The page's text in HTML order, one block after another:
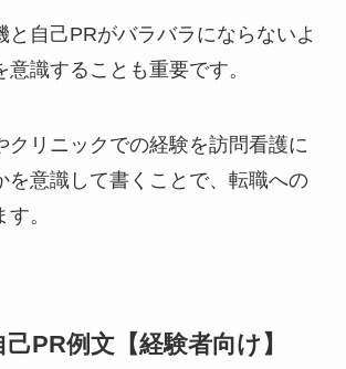
と自己PRがバラバラにならないよ
意識することも重要です。
クリニックでの経験を訪問看護に
を意識して書くことで、転職への
。
PR例文【経験者向け】